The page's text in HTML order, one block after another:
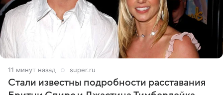
11 минут назад super.ru
Стали известны подробности расставания